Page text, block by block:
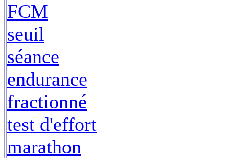
FCM
seuil
séance
endurance
fractionné
test d'effort
marathon